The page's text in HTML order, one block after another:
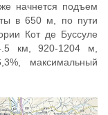
начнется подъем
в 650 м, по пути
Кот де Буссуле
км, 920-1204 м,
максимальный